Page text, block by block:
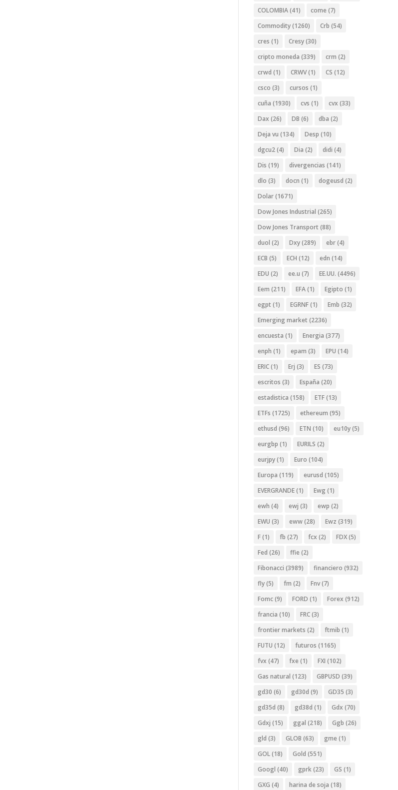
COLOMBIA(41) come (7)
Commodity(1260) Crb (54)
cres (1) Cresy(30)
cripto moneda (339) crm (2)
crwd (1) CRWV(1) CS (12)
csco (3) cursos (1)
cuña (1930) cvs (1) cvx (33)
Dax (26) DB (6) dba (2)
Deja vu (134) Desp (10)
dgcu2(4) Dia (2) didi (4)
Dis (19) divergencias (141)
dlo (3) docn (1) dogeusd (2)
Dolar(1671)
Dow Jones Industrial (265)
Dow Jones Transport (88)
duol (2) Dxy(289) ebr(4)
ECB (5) ECH (12) edn (14)
EDU (2) ee.u (7) EE.UU. (4496)
Eem (211) EFA(1) Egipto (1)
egpt (1) EGRNF(1) Emb (32)
Emerging market (2236)
encuesta (1) Energia (377)
enph (1) epam (3) EPU (14)
ERIC(1) Erj (3) ES (73)
escritos (3) España (20)
estadistica (158) ETF(13)
ETFs (1725) ethereum (95)
ethusd (96) ETN (10) eu10y(5)
eurgbp (1) EURILS (2)
eurjpy(1) Euro (104)
Europa (119) eurusd (105)
EVERGRANDE(1) Ewg (1)
ewh (4) ewj (3) ewp (2)
EWU (3) eww(28) Ewz (319)
F(1) fb (27) fcx (2) FDX(5)
Fed (26) ffie (2)
Fibonacci (3989) financiero (932)
fly(5) fm (2) Fnv(7)
Fomc(9) FORD (1) Forex (912)
francia (10) FRC(3)
frontier markets (2) ftmib (1)
FUTU (12) futuros (1165)
fvx (47) fxe (1) FXI (102)
Gas natural (123) GBPUSD (39)
gd30 (6) gd30d (9) GD35 (3)
gd35d (8) gd38d (1) Gdx (70)
Gdxj (15) ggal (218) Ggb (26)
gld (3) GLOB (63) gme (1)
GOL(18) Gold (551)
Googl (40) gprk(23) GS (1)
GXG (4) harina de soja (18)